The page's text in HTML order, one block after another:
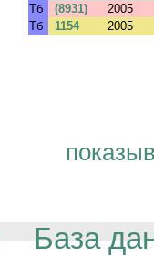
Тб
(8931) 2005
Тб
1154 2005
База